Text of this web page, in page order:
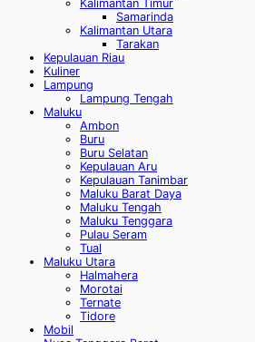
Kalimantan Timur
Samarinda
Kalimantan Utara
Tarakan
Kepulauan Riau
Kuliner
Lampung
Lampung Tengah
Maluku
Ambon
Buru
Buru Selatan
Kepulauan Aru
Kepulauan Tanimbar
Maluku Barat Daya
Maluku Tengah
Maluku Tenggara
Pulau Seram
Tual
Maluku Utara
Halmahera
Morotai
Ternate
Tidore
Mobil